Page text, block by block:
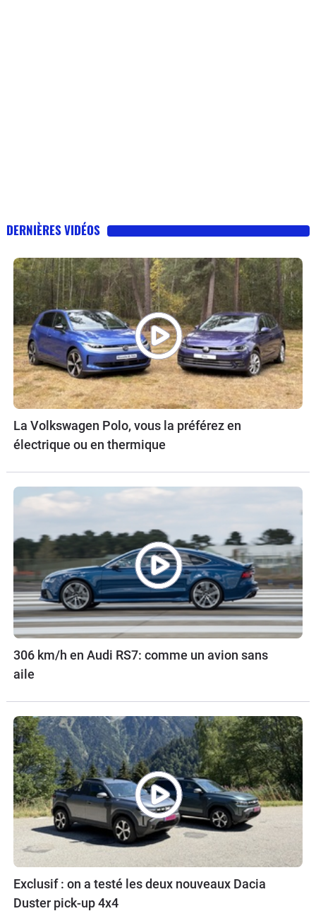
DERNIÈRES VIDÉOS
La Volkswagen Polo, vous la préférez en
électrique ou en thermique
306 km/h en Audi RS7: comme un avion sans
aile
Exclusif : on a testé les deux nouveaux Dacia
Duster pick-up 4x4